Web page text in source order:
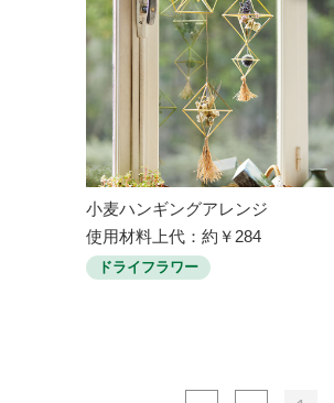
小麦ハンギングアレンジ
使用材料上代：約￥284
ドライフラワー